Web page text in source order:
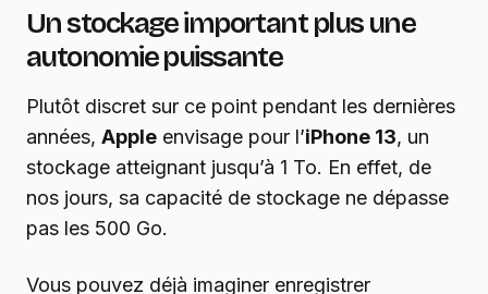
Un stockage important plus une
autonomie puissante
Plutôt discret sur ce point pendant les dernières
années, Apple envisage pour l’iPhone 13, un
stockage atteignant jusqu’à 1 To. En effet, de
nos jours, sa capacité de stockage ne dépasse
pas les 500 Go.
Vous pouvez déjà imaginer enregistrer